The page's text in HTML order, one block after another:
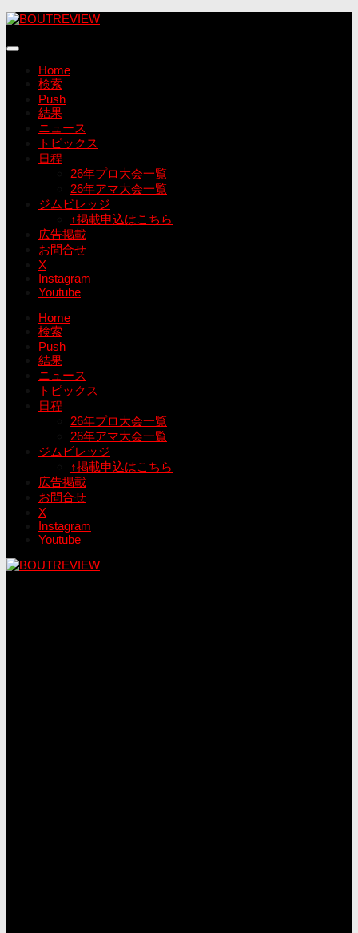
コ
テ
Home
検索
Push
結果
ニュース
トピックス
日程
26年プロ大会一覧
26年アマ大会一覧
ジムビレッジ
↑掲載申込はこちら
広告掲載
お問合せ
X
Instagram
Youtube
Home
検索
Push
結果
ニュース
トピックス
日程
26年プロ大会一覧
26年アマ大会一覧
ジムビレッジ
↑掲載申込はこちら
広告掲載
お問合せ
X
Instagram
Youtube